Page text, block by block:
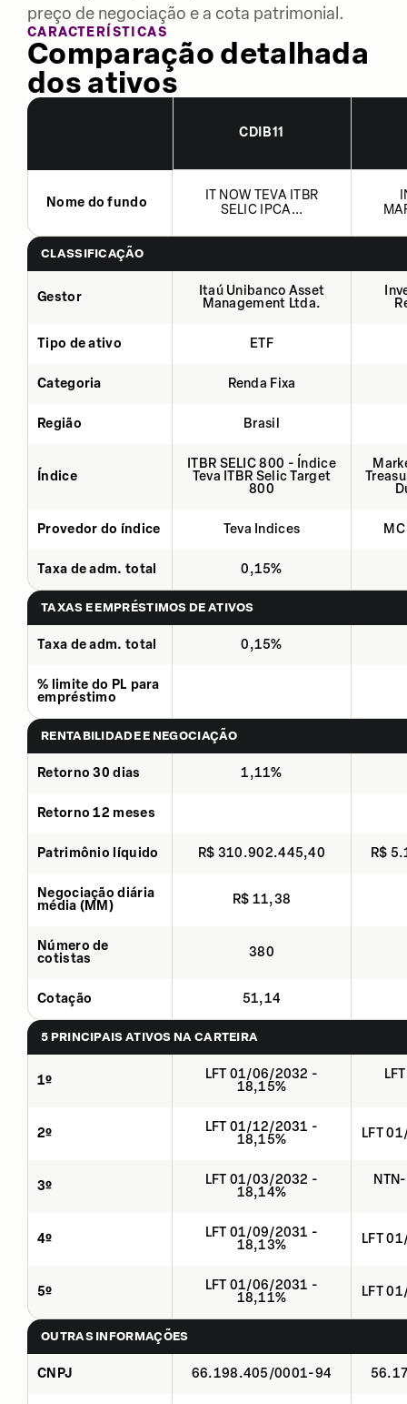
preço de negociação e a cota patrimonial.
CARACTERÍSTICAS
Comparação detalhada
dos ativos
CDIB11
Nome do fundo
IT NOW TEVA ITBR
SELIC IPCA...
CLASSIFICAÇÃO
Gestor
Itaú Unibanco Asset
Management Ltda.
Tipo de ativo ETF
Categoria Renda Fixa
Região Brasil
Índice
ITBR SELIC 800 - Índice
Teva ITBR Selic Target
800
Provedor do índice Teva Indices
Taxa de adm. total 0,15%
TAXAS E EMPRÉSTIMOS DE ATIVOS
Taxa de adm. total 0,15%
% limite do PL para
empréstimo
RENTABILIDADE E NEGOCIAÇÃO
Retorno 30 dias 1,11%
Retorno 12 meses
Patrimônio líquido R$ 310.902.445,40 R$
Negociação diária
média (MM)
R$ 11,38
Número de
cotistas
380
Cotação 51,14
5 PRINCIPAIS ATIVOS NA CARTEIRA
1º
LFT 01/06/2032 -
18,15%
2º
LFT 01/12/2031 -
18,15%
LFT
3º
LFT 01/03/2032 -
18,14%
4º
LFT 01/09/2031 -
18,13%
LFT
5º
LFT 01/06/2031 -
18,11%
LFT
OUTRAS INFORMAÇÕES
CNPJ 66.198.405/0001-94